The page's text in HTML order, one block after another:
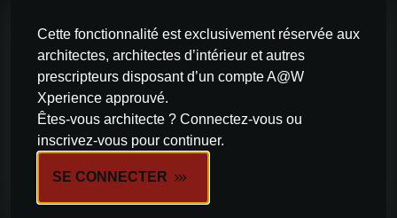
Cette fonctionnalité est exclusivement réservée aux
architectes, architectes d’intérieur et autres
prescripteurs disposant d’un compte A@W
Xperience approuvé.
Êtes-vous architecte ? Connectez-vous ou
inscrivez-vous pour continuer.
SE CONNECTER